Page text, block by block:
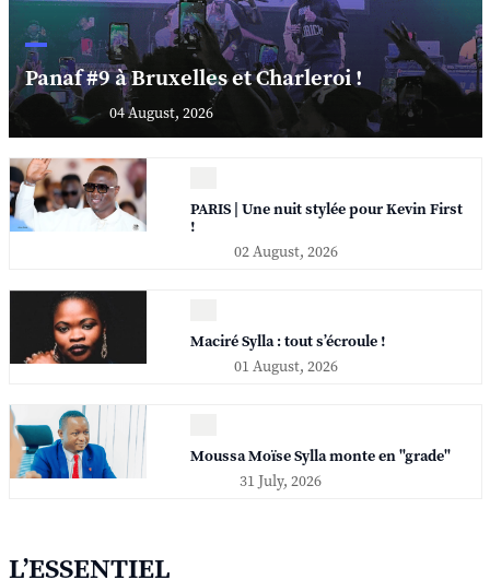
Panaf #9 à Bruxelles et Charleroi !
04 August, 2026
PARIS | Une nuit stylée pour Kevin First
!
02 August, 2026
Maciré Sylla : tout s’écroule !
01 August, 2026
Moussa Moïse Sylla monte en "grade"
31 July, 2026
L’ESSENTIEL